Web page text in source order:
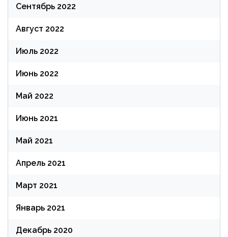
Сентябрь 2022
Август 2022
Июль 2022
Июнь 2022
Май 2022
Июнь 2021
Май 2021
Апрель 2021
Март 2021
Январь 2021
Декабрь 2020